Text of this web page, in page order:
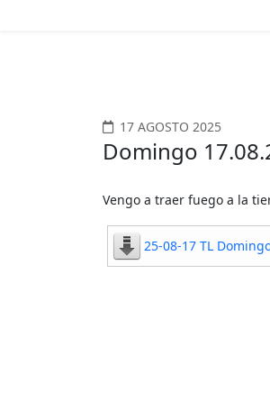
17 AGOSTO 2025
Domingo
Vengo a traer fuego a la
25-08-17 TL